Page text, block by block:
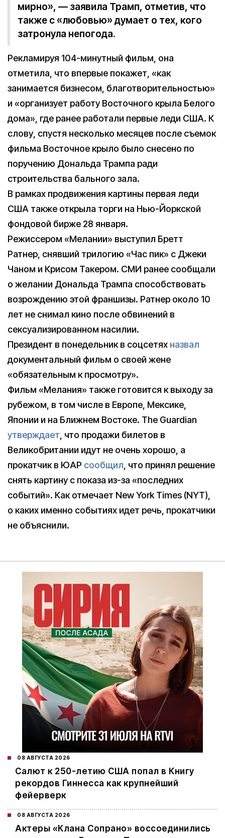
мирно», — заявила Трамп, отметив, что
также с «любовью» думает о тех, кого
затронула непогода.
Рекламируя 104-минутный фильм, она
отметила, что впервые покажет, «как
занимается бизнесом, благотворительностью»
и «организует работу Восточного крыла Белого
дома», где ранее работали первые леди США. К
слову, спустя несколько месяцев после съемок
фильма Восточное крыло было снесено по
поручению Дональда Трампа ради
строительства бального зала.
В рамках продвижения картины первая леди
США также открыла торги на Нью-Йоркской
фондовой бирже 28 января.
Режиссером «Мелании» выступил Бретт
Ратнер, снявший трилогию «Час пик» с Джеки
Чаном и Крисом Такером. СМИ ранее сообщали
о желании Дональда Трампа способствовать
возрождению этой франшизы. Ратнер около 10
лет не снимал кино после обвинений в
сексуализированном насилии.
Президент в понедельник в соцсетях назвал
документальный фильм о своей жене
«обязательным к просмотру».
Фильм «Мелания» также готовится к выходу за
рубежом, в том числе в Европе, Мексике,
Японии и на Ближнем Востоке. The Guardian
утверждает, что продажи билетов в
Великобритании идут не очень хорошо, а
прокатчик в ЮАР сообщил, что принял решение
снять картину с показа из-за «последних
событий». Как отмечает New York Times (NYT),
о каких именно событиях идет речь, прокатчики
не объяснили.
08 АВГУСТА 2026
Салют к 250-летию США попал в Книгу
рекордов Гиннесса как крупнейший
фейерверк
08 АВГУСТА 2026
Актеры «Клана Сопрано» воссоединились